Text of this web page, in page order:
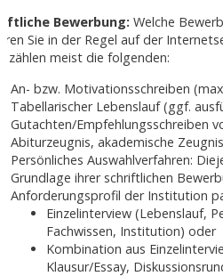
Bewerbung: Welche
Sie in der Regel auf der
zählen meist die folgenden:
An- bzw. Motivationsschreiben
Tabellarischer Lebenslauf (ggf.
Gutachten/Empfehlungsschreiben
Abiturzeugnis, akademische
Persönliches Auswahlverfahren:
Grundlage ihrer schriftlichen
Anforderungsprofil der Institution
Einzelinterview (Lebenslauf,
Fachwissen, Institution) oder
Kombination aus
Klausur/Essay,